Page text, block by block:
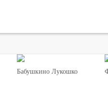
Бабушкино Лукошко